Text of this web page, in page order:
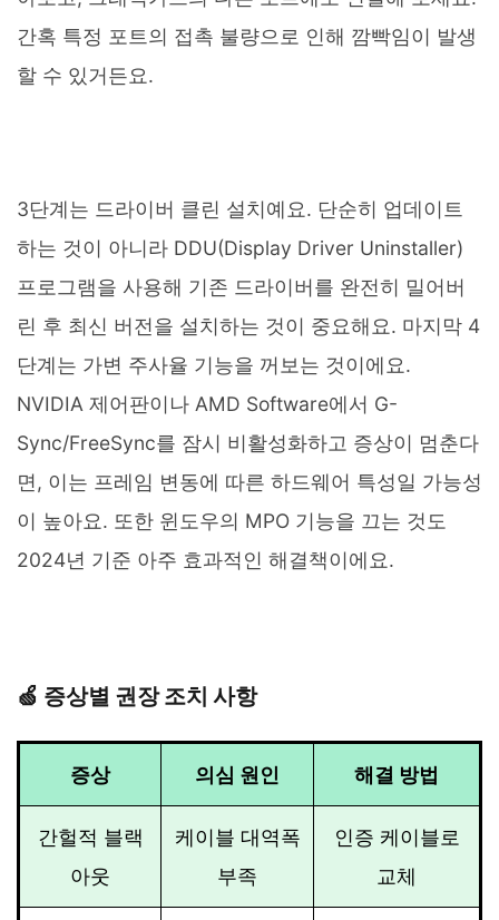
간혹 특정 포트의 접촉 불량으로 인해 깜빡임이 발생
할 수 있거든요.
3단계는 드라이버 클린 설치예요. 단순히 업데이트
하는 것이 아니라 DDU(Display Driver Uninstaller)
프로그램을 사용해 기존 드라이버를 완전히 밀어버
린 후 최신 버전을 설치하는 것이 중요해요. 마지막 4
단계는 가변 주사율 기능을 꺼보는 것이에요.
NVIDIA 제어판이나 AMD Software에서 G-
Sync/FreeSync를 잠시 비활성화하고 증상이 멈춘다
면, 이는 프레임 변동에 따른 하드웨어 특성일 가능성
이 높아요. 또한 윈도우의 MPO 기능을 끄는 것도
2024년 기준 아주 효과적인 해결책이에요.
🍏 증상별 권장 조치 사항
증상 의심 원인 해결 방법
간헐적 블랙
아웃
케이블 대역폭
부족
인증 케이블로
교체